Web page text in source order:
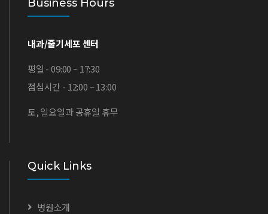
Business Hours
내과/줄기세포 센터
평일 - 09:00 ~ 17:30
점심시간 - 12:00 ~ 13:00
토, 일요일과 공휴일 휴무
Quick Links
병원소개